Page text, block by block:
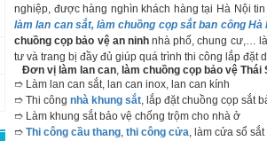
nghiệp, được hàng nghìn khách hàng tại Hà Nội
làm lan can sắt, làm chuồng cọp sắt ban công Hà
chuồng cọp bảo vệ an ninhnhà phố, chung cư,…
tư và trang bị đầy đủ giúp quá trình thi công lắp đặt
Đơn vị làm lan can, làm chuồng cọp bảo vệ Thái
➱ Làm lan can sắt, lan can inox, lan can kính
➱ Thi công nhà khung sắt, lắp đặt chuồng cọp sắt
➱ Làm khung sắt bảo vệ chống trộm cho nhà ở
➱ Thi công cầu thang, thi công cửa, làm cửa sổ